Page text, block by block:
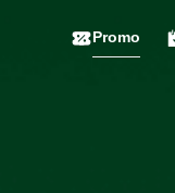
Promo